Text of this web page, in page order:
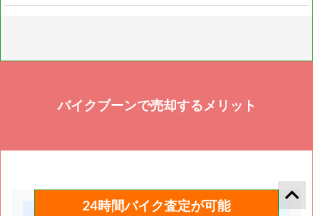
が必須となります。 上記の4点がわからない場合廃車
き上げ代、書類の再発行代が必要となります。
バイクブーンで売却するメリット
24時間バイク査定が可能 keyboard_arrow_up